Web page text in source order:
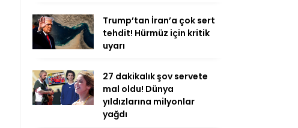
Trump’tan İran’a çok sert
tehdit! Hürmüz için kritik
uyarı
27 dakikalık şov servete
mal oldu! Dünya
yıldızlarına milyonlar
yağdı